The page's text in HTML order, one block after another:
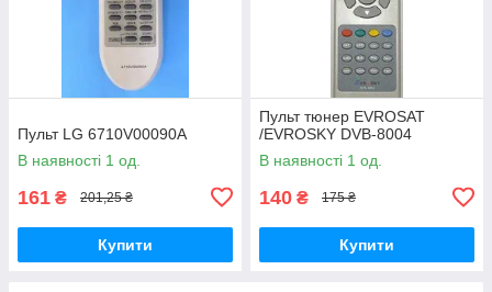
Пульт LG 6710V00090A
В наявності 1 од.
161 ₴ 201,25 ₴
Купити
Пульт тюнер EVROSAT
/EVROSKY DVB-8004
В наявності 1 од.
140 ₴ 175 ₴
Купити